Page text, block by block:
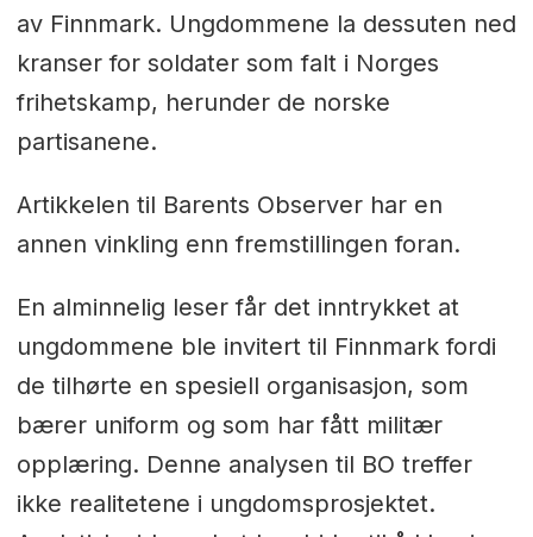
av Finnmark. Ungdommene la dessuten ned
kranser for soldater som falt i Norges
frihetskamp, herunder de norske
partisanene.
Artikkelen til Barents Observer har en
annen vinkling enn fremstillingen foran.
En alminnelig leser får det inntrykket at
ungdommene ble invitert til Finnmark fordi
de tilhørte en spesiell organisasjon, som
bærer uniform og som har fått militær
opplæring. Denne analysen til BO treffer
ikke realitetene i ungdomsprosjektet.